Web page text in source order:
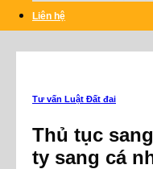
Liên hệ
Tư vấn Luật Đất đai
Thủ tục
ty sang cá